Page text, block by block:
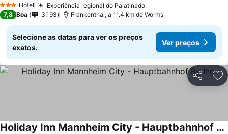
3 EstrelasHotel Experiência regional do Palatinado
7,8 Boa 3.193 Frankenthal, a 11.4 km de Worms
Selecione as datas para ver os preços
exatos.
Ver preços
Partilhar
Holiday Inn Mannheim City - Hauptbahnhof By Ihg